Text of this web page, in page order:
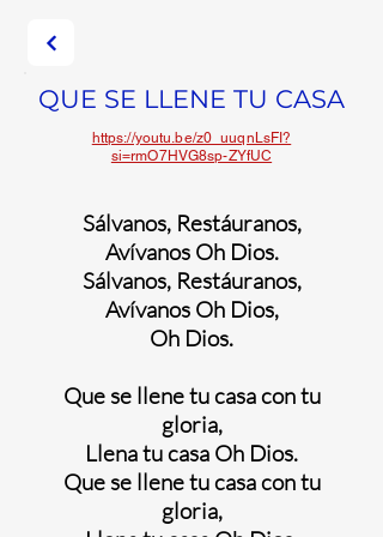
QUE SE LLENE TU CASA
https://youtu.be/z0_uuqnLsFI?
si=rmO7HVG8sp-ZYfUC
Sálvanos, Restáuranos,
Avívanos Oh Dios.
Sálvanos, Restáuranos,
Avívanos Oh Dios,
Oh Dios.
Que se llene tu casa con tu
gloria,
Llena tu casa Oh Dios.
Que se llene tu casa con tu
gloria,